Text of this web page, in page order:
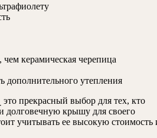
керамическая черепица
дополнительного утепления
прекрасный выбор для тех, кто
долговечную крышу для своего
учитывать ее высокую стоимость